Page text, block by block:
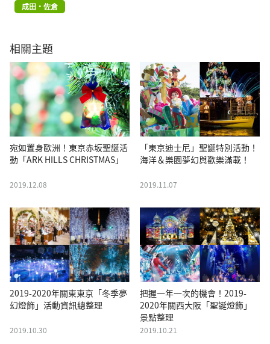
成田・佐倉
相關主題
宛如置身歐洲！東京赤坂聖誕活
動「ARK HILLS CHRISTMAS」
2019.12.08
「東京迪士尼」聖誕特別活動！
海洋＆樂園夢幻與歡樂滿載！
2019.11.07
2019-2020年關東東京「冬季夢
幻燈飾」活動資訊總整理
2019.10.30
把握一年一次的機會！2019-
2020年關西大阪「聖誕燈飾」
景點整理
2019.10.21